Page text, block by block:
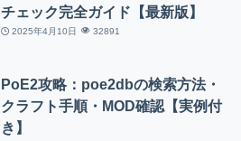
チェック完全ガイド【最新版】
2025年4月10日 32891
PoE2攻略：poe2dbの検索方法・
クラフト手順・MOD確認【実例付
き】